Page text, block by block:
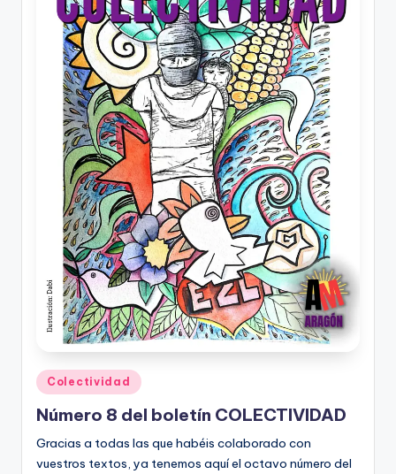
Publicado
en
Colectividad
Número 8 del boletín COLECTIVIDAD
Gracias a todas las que habéis colaborado con
vuestros textos, ya tenemos aquí el octavo número del